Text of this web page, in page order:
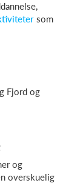
som
Fjord og
og
overskuelig